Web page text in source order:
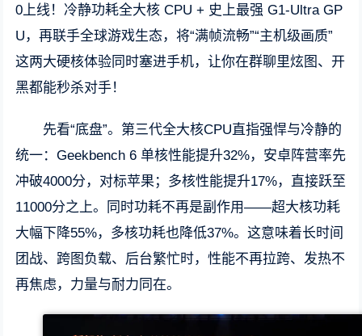
0上线！冷静功耗全大核 CPU + 史上最强 G1‑Ultra GP
U，再联手全球游戏生态，将“满帧流畅”“主机级画质”
这两大硬核体验同时塞进手机，让你在群聊里炫图、开
黑都能秒杀对手！
先看“底盘”。第三代全大核CPU直指强悍与冷静的
统一：Geekbench 6 单核性能提升32%，安卓阵营率先
冲破4000分，对标苹果；多核性能提升17%，直接跃至
11000分之上。同时功耗不再是副作用——超大核功耗
大幅下降55%，多核功耗也降低37%。这意味着长时间
团战、跨图负载、后台繁忙时，性能不再拉跨、发热不
再焦虑，力量与耐力同在。